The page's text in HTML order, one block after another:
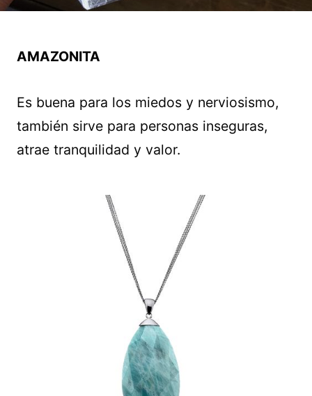
AMAZONITA
Es buena para los miedos y nerviosismo,
también sirve para personas inseguras,
atrae tranquilidad y valor.